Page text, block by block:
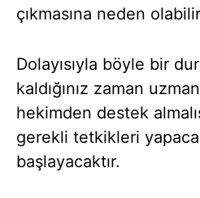
çıkmasına neden
Dolayısıyla böyle bir
kaldığınız zaman
hekimden destek
gerekli tetkikleri
başlayacaktır.